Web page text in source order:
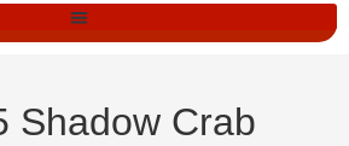
Shadow Crab